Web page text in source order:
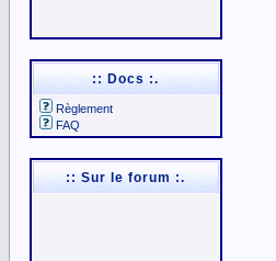
:: Docs :.
Règlement
FAQ
:: Sur le forum :.